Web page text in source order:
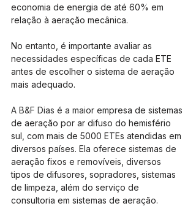
economia de energia de até 60% em
relação à aeração mecânica.
No entanto, é importante avaliar as
necessidades específicas de cada ETE
antes de escolher o sistema de aeração
mais adequado.
A B&F Dias é a maior empresa de sistemas
de aeração por ar difuso do hemisfério
sul, com mais de 5000 ETEs atendidas em
diversos países. Ela oferece sistemas de
aeração fixos e removíveis, diversos
tipos de difusores, sopradores, sistemas
de limpeza, além do serviço de
consultoria em sistemas de aeração.